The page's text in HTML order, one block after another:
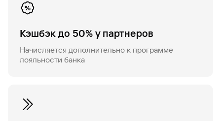
Кэшбэк до 50% у партнеров
Начисляется дополнительно к программе
лояльности банка